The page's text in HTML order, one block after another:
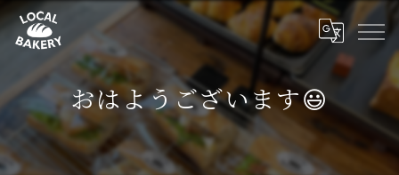
おはようございます😃